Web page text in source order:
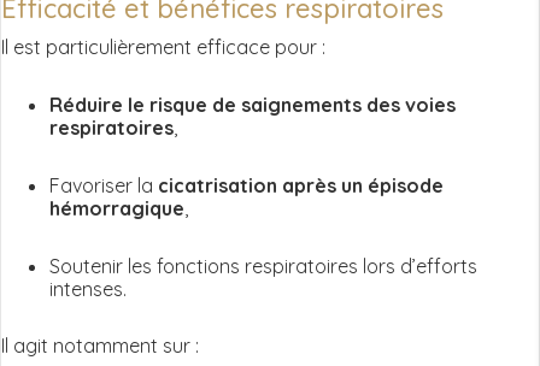
Efficacité et bénéfices respiratoires
Il est particulièrement efficace pour :
Réduire le risque de saignements des voies
respiratoires
Favoriser la cicatrisation après un épisode
hémorragique
Soutenir les fonctions respiratoires lors d’efforts
intenses.
Il agit notamment sur :